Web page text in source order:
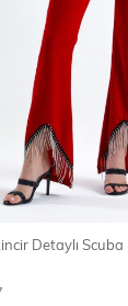
Mont & Kaban
Detaylı